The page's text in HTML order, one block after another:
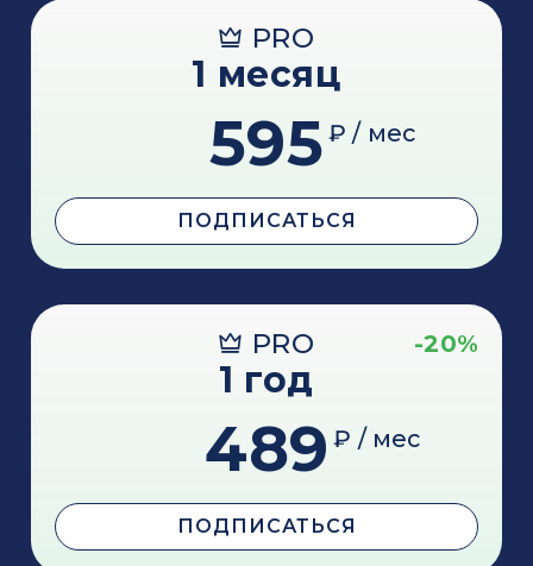
PRO
1 месяц
595 ₽ / мес
ПОДПИСАТЬСЯ
PRO -20%
1 год
489 ₽ / мес
ПОДПИСАТЬСЯ